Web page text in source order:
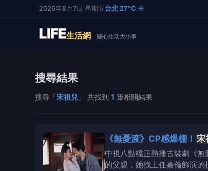
2026年8月7日 星期五台北 27°C ☀️
LIFE生活網 關心生活大小事
搜尋結果
搜尋「宋祖兒 」 共找到 1 筆相關結果
《無憂渡》CP感爆棚！ 宋
中視八點檔正熱播古裝劇《無
的父親，她找上任嘉倫飾演的